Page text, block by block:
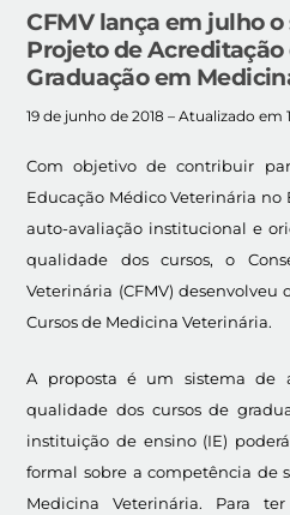
CFMV lança em julho
Projeto de Acreditação
Graduação em
19 de junho de 2018 – Atualizado em
Com objetivo de contribuir
Educação Médico Veterinária
auto-avaliação institucional e
qualidade dos cursos, o
Veterinária (CFMV) desenvolveu
Cursos de Medicina Veterinária.
A proposta é um sistema de
qualidade dos cursos de
instituição de ensino (IE)
formal sobre a competência de
Medicina Veterinária. Para